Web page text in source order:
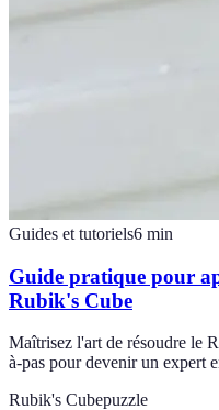
Guides et tutoriels6 min
Guide pratique pour
Rubik's Cube
Maîtrisez l'art de résoudre le
à-pas pour devenir un expert
Rubik's Cubepuzzle